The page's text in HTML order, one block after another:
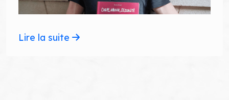
Lire la suite